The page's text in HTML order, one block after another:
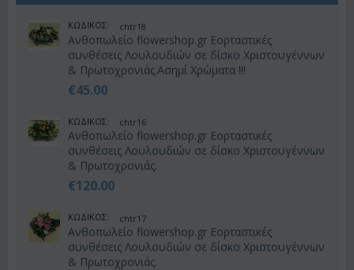
ΚΩΔΙΚΟΣ: chtr18
Ανθοπωλείο flowershop.gr Εορταστικές
συνθέσεις Λουλουδιών σε δίσκο Χριστουγέννων
& Πρωτοχρονιάς.Ασημί Χρώματα !!!
€45.00
ΚΩΔΙΚΟΣ: chtr16
Ανθοπωλείο flowershop.gr Εορταστικές
συνθέσεις Λουλουδιών σε δίσκο Χριστουγέννων
& Πρωτοχρονιάς.
€120.00
ΚΩΔΙΚΟΣ: chtr17
Ανθοπωλείο flowershop.gr Εορταστικές
συνθέσεις Λουλουδιών σε δίσκο Χριστουγέννων
& Πρωτοχρονιάς.